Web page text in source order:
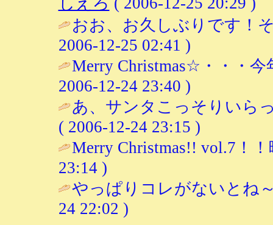
おお、お久しぶりです！
2006-12-25 02:41 )
Merry Christmas☆・・・
2006-12-24 23:40 )
あ、サンタこっそりいら
( 2006-12-24 23:15 )
Merry Christmas!! vol.7！
23:14 )
やっぱりコレがないとね
24 22:02 )